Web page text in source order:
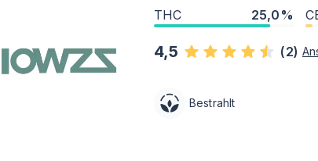
THC 25,0%
4,5 (2)
Bestrahlt